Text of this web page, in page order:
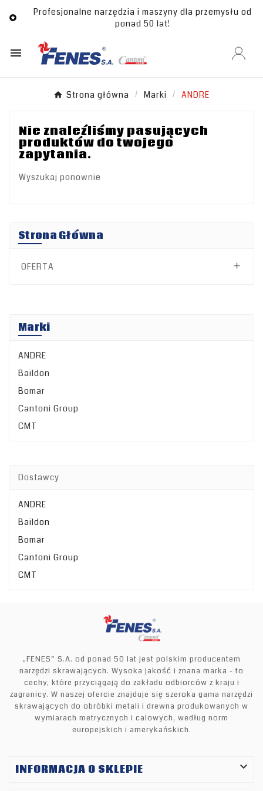

Profesjonalne narzędzia i maszyny dla przemysłu od
ponad 50 lat!

Strona główna Marki ANDRE
Nie znaleźliśmy pasujących
produktów do twojego
zapytania.
Wyszukaj ponownie
Strona Główna
OFERTA 
Marki
ANDRE
Baildon
Bomar
Cantoni Group
CMT
Dostawcy
ANDRE
Baildon
Bomar
Cantoni Group
CMT
„FENES” S.A. od ponad 50 lat jest polskim producentem
narzędzi skrawających. Wysoka jakość i znana marka - to
cechy, które przyciągają do zakładu odbiorców z kraju i
zagranicy. W naszej ofercie znajduje się szeroka gama narzędzi
skrawających do obróbki metali i drewna produkowanych w
wymiarach metrycznych i calowych, według norm
europejskich i amerykańskich.
INFORMACJA O SKLEPIE 